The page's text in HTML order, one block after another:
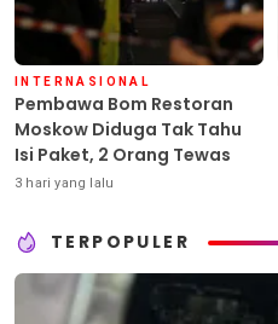
INTERNASIONAL
Pembawa Bom Restoran
Moskow Diduga Tak Tahu
Isi Paket, 2 Orang Tewas
3 hari yang lalu
TERPOPULER